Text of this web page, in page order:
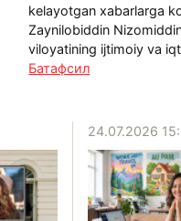
kelayotgan xabarlarga
Zaynilobiddin
viloyatining ijtimoiy va
Батафсил
24.07.2026